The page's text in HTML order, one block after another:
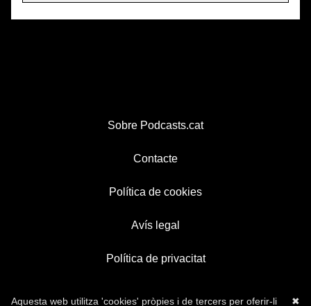
Sobre Podcasts.cat
Contacte
Política de cookies
Avís legal
Política de privacitat
✖
Aquesta web utilitza 'cookies' pròpies i de tercers per oferir-li